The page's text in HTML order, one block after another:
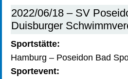
2022/06/18 – SV
Duisburger
Sportstätte:
Hamburg – Poseidon Bad
Sportevent: